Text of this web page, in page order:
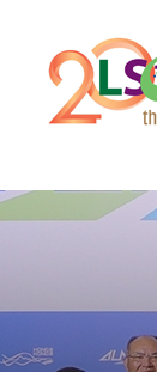
熱門
熱門
熱門
熱門
熱門